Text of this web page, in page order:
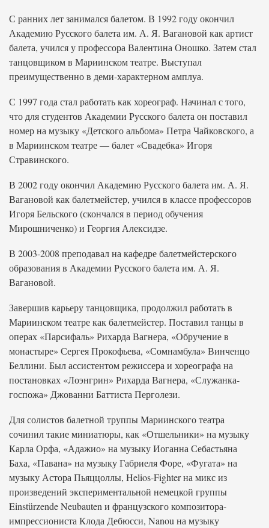
С ранних лет занимался балетом. В 1992 году окончил
Академию Русского балета им. А. Я. Вагановой как артист
балета, учился у профессора Валентина Оношко. Затем стал
танцовщиком в Мариинском театре. Выступал
преимущественно в деми-характерном амплуа.
С 1997 года стал работать как хореограф. Начинал с того,
что для студентов Академии Русского балета он поставил
номер на музыку «Детского альбома» Петра Чайковского, а
в Мариинском театре — балет «Свадебка» Игоря
Стравинского.
В 2002 году окончил Академию Русского балета им. А. Я.
Вагановой как балетмейстер, учился в классе профессоров
Игоря Бельского (скончался в период обучения
Мирошниченко) и Георгия Алексидзе.
В 2003-2008 преподавал на кафедре балетмейстерского
образования в Академии Русского балета им. А. Я.
Вагановой.
Завершив карьеру танцовщика, продолжил работать в
Мариинском театре как балетмейстер. Поставил танцы в
операх «Парсифаль» Рихарда Вагнера, «Обручение в
монастыре» Сергея Прокофьева, «Сомнамбула» Винченцо
Беллини. Был ассистентом режиссера и хореографа на
постановках «Лоэнгрин» Рихарда Вагнера, «Служанка-
госпожа» Джованни Баттиста Перголези.
Для солистов балетной труппы Мариинского театра
сочинил такие миниатюры, как «Отшельники» на музыку
Карла Орфа, «Адажио» на музыку Иоганна Себастьяна
Баха, «Павана» на музыку Габриеля Форе, «Фугата» на
музыку Астора Пьяццоллы, Helios-Fighter на микс из
произведений экспериментальной немецкой группы
Einstürzende Neubauten и французского композитора-
импрессиониста Клода Дебюсси, Nanou на музыку